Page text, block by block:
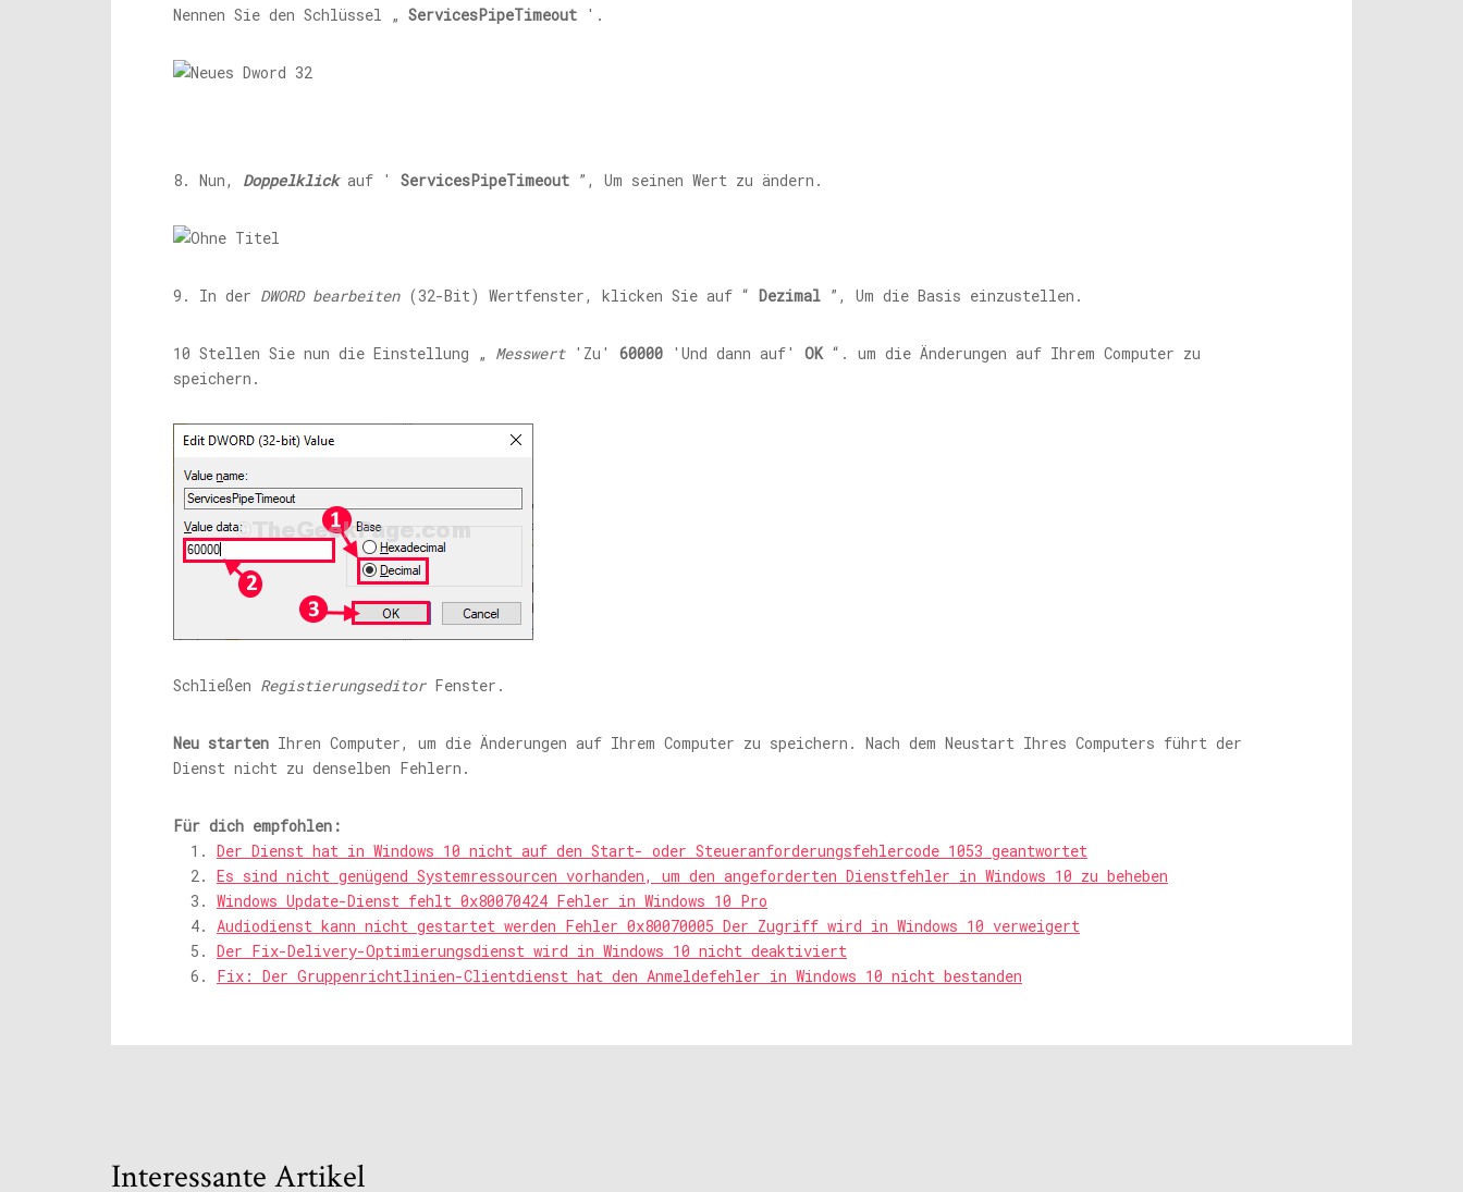
Nennen Sie den Schlüssel „ ServicesPipeTimeout '.
8. Nun, Doppelklick auf ' ServicesPipeTimeout ”, Um seinen Wert zu ändern.
9. In der DWORD bearbeiten(32-Bit) Wertfenster, klicken Sie auf “ Dezimal ”, Um die Basis einzustellen.
10 Stellen Sie nun die Einstellung „ Messwert'Zu' 60000 'Und dann auf' OK“. um die Änderungen auf Ihrem Computer zu
speichern.
Schließen RegistierungseditorFenster.
Neu starten Ihren Computer, um die Änderungen auf Ihrem Computer zu speichern. Nach dem Neustart Ihres Computers führt der
Dienst nicht zu denselben Fehlern.
Für dich empfohlen:
Der Dienst hat in Windows 10 nicht auf den Start- oder Steueranforderungsfehlercode 1053 geantwortet
Es sind nicht genügend Systemressourcen vorhanden, um den angeforderten Dienstfehler in Windows 10 zu beheben
Windows Update-Dienst fehlt 0x80070424 Fehler in Windows 10 Pro
Audiodienst kann nicht gestartet werden Fehler 0x80070005 Der Zugriff wird in Windows 10 verweigert
Der Fix-Delivery-Optimierungsdienst wird in Windows 10 nicht deaktiviert
Fix: Der Gruppenrichtlinien-Clientdienst hat den Anmeldefehler in Windows 10 nicht bestanden
Interessante Artikel